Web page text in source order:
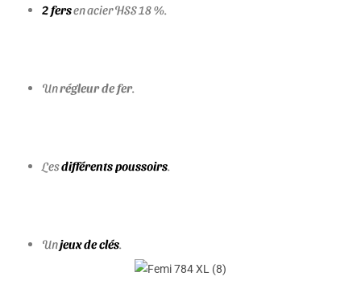
2 fersen acier HSS 18 %.
Unrégleur de fer.
Lesdifférents poussoirs.
Unjeux de clés.